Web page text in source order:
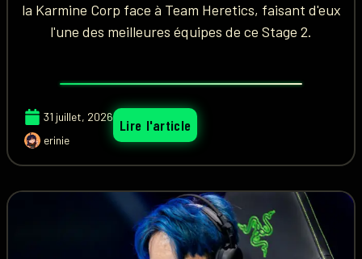
la Karmine Corp face à Team Heretics, faisant d'eux
l'une des meilleures équipes de ce Stage 2.
31 juillet, 2026
erinie
Lire l'article